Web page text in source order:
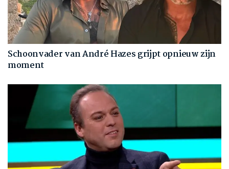
Schoonvader van André Hazes grijpt opnieuw zijn
moment